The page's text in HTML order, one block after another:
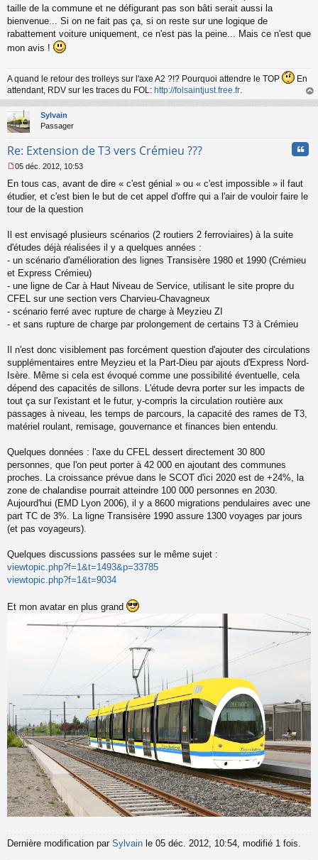
taille de la commune et ne défigurant pas son bâti serait aussi la
bienvenue... Si on ne fait pas ça, si on reste sur une logique de
rabattement voiture uniquement, ce n'est pas la peine... Mais ce n'est que
mon avis !
A quand le retour des trolleys sur l'axe A2 ?!? Pourquoi attendre le TOP
En
attendant, RDV sur les traces du FOL: http://folsaintjust.free.fr.
au
Sylvain
Passager
Re: Extension de T3 vers Crémieu ???
e
s
s
e
n
o
n
u
05 déc. 2012, 10:53
En tous cas, avant de dire « c'est génial » ou « c'est impossible » il faut
étudier, et c'est bien le but de cet appel d'offre qui a l'air de vouloir faire le
tour de la question
Il est envisagé plusieurs scénarios (2 routiers 2 ferroviaires) à la suite
d'études déjà réalisées il y a quelques années :
- un scénario d'amélioration des lignes Transisère 1980 et 1990 (Crémieu
et Express Crémieu)
- une ligne de Car à Haut Niveau de Service, utilisant le site propre du
CFEL sur une section vers Charvieu-Chavagneux
- scénario ferré avec rupture de charge à Meyzieu ZI
- et sans rupture de charge par prolongement de certains T3 à Crémieu
Il n'est donc visiblement pas forcément question d'ajouter des circulations
supplémentaires entre Meyzieu et la Part-Dieu par ajouts d'Express Nord-
Isère. Même si cela est évoqué comme une possibilité éventuelle, cela
dépend des capacités de sillons. L'étude devra porter sur les impacts de
tout ça sur l'existant et le futur, y-compris la circulation routière aux
passages à niveau, les temps de parcours, la capacité des rames de T3,
matériel roulant, remisage, gouvernance et finances bien entendu.
Quelques données : l'axe du CFEL dessert directement 30 800
personnes, que l'on peut porter à 42 000 en ajoutant des communes
proches. La croissance prévue dans le SCOT d'ici 2020 est de +24%, la
zone de chalandise pourrait atteindre 100 000 personnes en 2030.
Aujourd'hui (EMD Lyon 2006), il y a 8600 migrations pendulaires avec une
part TC de 3%. La ligne Transisère 1990 assure 1300 voyages par jours
(et pas voyageurs).
Quelques discussions passées sur le même sujet :
viewtopic.php?f=1&t=1493&p=33785
viewtopic.php?f=1&t=9034
Et mon avatar en plus grand
Dernière modification par Sylvain le 05 déc. 2012, 10:54, modifié 1 fois.